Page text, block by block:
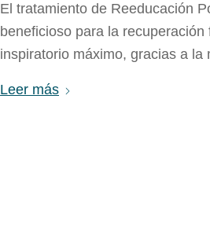
El tratamiento de Reeducación
beneficioso para la
inspiratorio máximo, gracias a
Leer más